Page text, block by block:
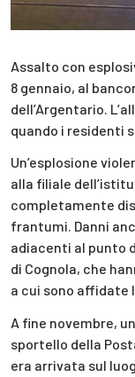
Assalto con
8 gennaio, al
dell’Argentario.
quando i residenti
Un’esplosione
alla filiale
completamente
frantumi. Danni
adiacenti al punto
di Cognola, che
a cui sono affidate
A fine novembre,
sportello della
era arrivata sul